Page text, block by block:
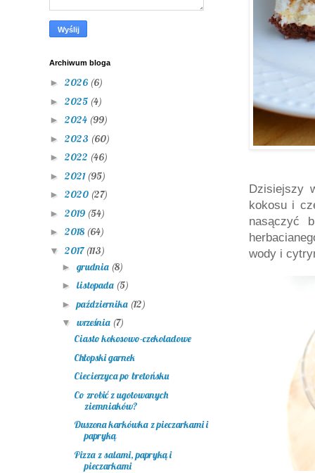
Dzisiejszy
kokosu i
nasączyć
wody i
Archiwum bloga
► 2026 (6)
► 2025 (4)
► 2024 (99)
► 2023 (60)
► 2022 (46)
► 2021 (95)
► 2020 (27)
► 2019 (54)
► 2018 (64)
▼ 2017(113)
► grudnia (8)
► listopada (5)
►października (12)
▼ września (7)
Ciasto kokosowo-czekoladowe
Chłopski garnek
Ciecierzyca po bretońsku
Co zrobić z ugotowanych
ziemniaków?
Duszona karkówka z pieczarkami i
papryką
Pizza z salami, papryką i
pieczarkami